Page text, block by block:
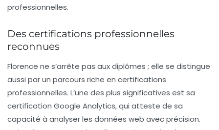
professionnelles.
Des certifications professionnelles
reconnues
Florence ne s’arrête pas aux diplômes ; elle se distingue
aussi par un parcours riche en certifications
professionnelles. L’une des plus significatives est sa
certification Google Analytics, qui atteste de sa
capacité à analyser les données web avec précision.